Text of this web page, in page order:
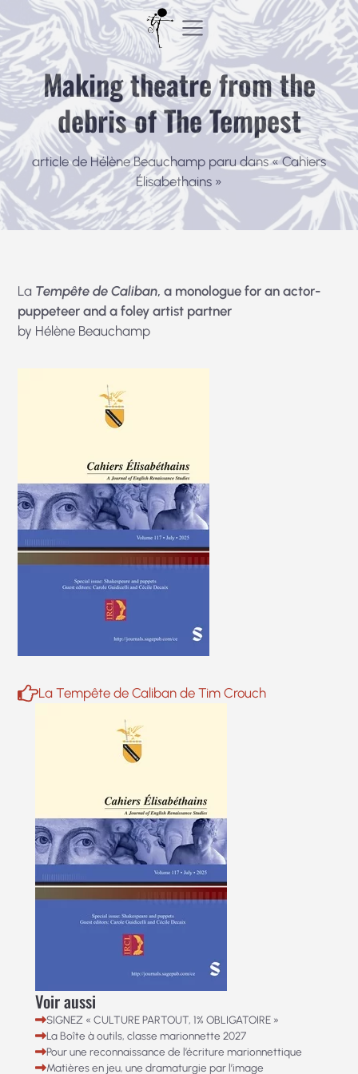
au
contenu
Making theatre from the
debris of The Tempest
article de Hélène Beauchamp paru dans « Cahiers
Élisabethains »
La Tempête de Caliban, a monologue for an actor-
puppeteer and a foley artist partner
by Hélène Beauchamp
La Tempête de Caliban de Tim Crouch
Voir aussi
SIGNEZ « CULTURE PARTOUT, 1% OBLIGATOIRE »
La Boîte à outils, classe marionnette 2027
Pour une reconnaissance de l’écriture marionnettique
Matières en jeu, une dramaturgie par l’image